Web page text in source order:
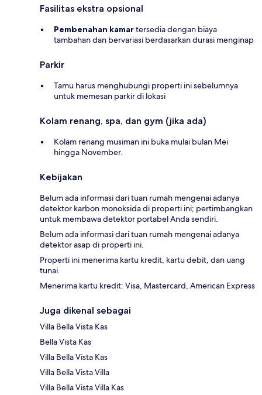
Fasilitas ekstra opsional
Pembenahan kamartersedia dengan biaya
tambahan dan bervariasi berdasarkan durasi menginap
Parkir
Tamu harus menghubungi properti ini sebelumnya
untuk memesan parkir di lokasi
Kolam renang, spa, dan gym (jika ada)
Kolam renang musiman ini buka mulai bulan Mei
hingga November.
Kebijakan
Belum ada informasi dari tuan rumah mengenai adanya
detektor karbon monoksida di properti ini; pertimbangkan
untuk membawa detektor portabel Anda sendiri.
Belum ada informasi dari tuan rumah mengenai adanya
detektor asap di properti ini.
Properti ini menerima kartu kredit, kartu debit, dan uang
tunai.
Menerima kartu kredit: Visa, Mastercard, American Express
Juga dikenal sebagai
Villa Bella Vista Kas
Bella Vista Kas
Villa Bella Vista Kas
Villa Bella Vista Villa
Villa Bella Vista Villa Kas